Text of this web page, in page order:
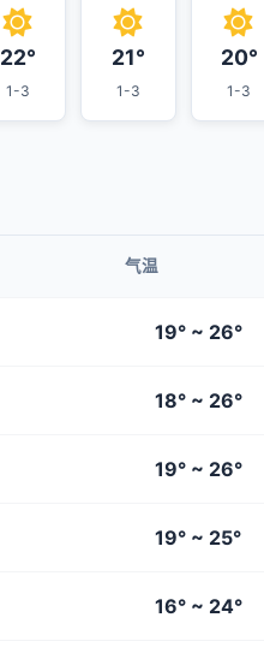
22°
1-3
21°
1-3
20°
1-3
气温
19° ~ 26°
18° ~ 26°
19° ~ 26°
19° ~ 25°
16° ~ 24°